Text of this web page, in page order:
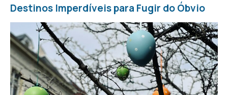
Destinos Imperdíveis para Fugir do Óbvio